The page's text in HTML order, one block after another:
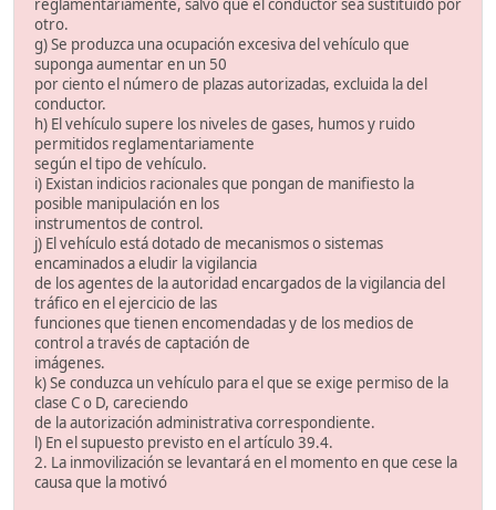
reglamentariamente, salvo que el conductor sea sustituido por
otro.
g) Se produzca una ocupación excesiva del vehículo que
suponga aumentar en un 50
por ciento el número de plazas autorizadas, excluida la del
conductor.
h) El vehículo supere los niveles de gases, humos y ruido
permitidos reglamentariamente
según el tipo de vehículo.
i) Existan indicios racionales que pongan de manifiesto la
posible manipulación en los
instrumentos de control.
j) El vehículo está dotado de mecanismos o sistemas
encaminados a eludir la vigilancia
de los agentes de la autoridad encargados de la vigilancia del
tráfico en el ejercicio de las
funciones que tienen encomendadas y de los medios de
control a través de captación de
imágenes.
k) Se conduzca un vehículo para el que se exige permiso de la
clase C o D, careciendo
de la autorización administrativa correspondiente.
l) En el supuesto previsto en el artículo 39.4.
2. La inmovilización se levantará en el momento en que cese la
causa que la motivó